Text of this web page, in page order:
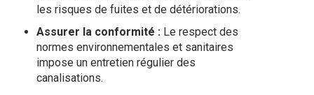
les risques de fuites et de détériorations.
Assurer la conformité :Le respect des
normes environnementales et sanitaires
impose un entretien régulier des
canalisations.